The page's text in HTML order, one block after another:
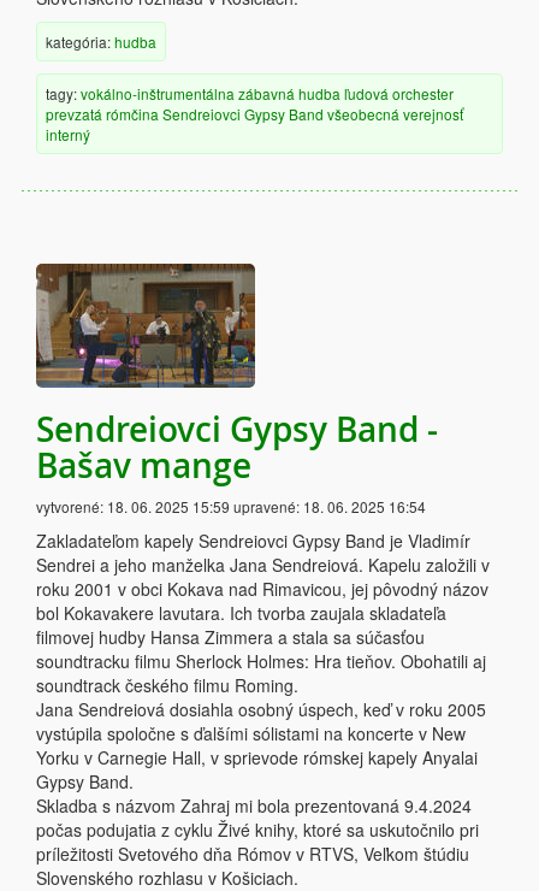
kategória:hudba
tagy:vokálno-inštrumentálna zábavná hudba ľudová orchester
prevzatá rómčina Sendreiovci Gypsy Band všeobecná verejnosť
interný
Sendreiovci Gypsy Band -
Bašav mange
vytvorené: 18. 06. 2025 15:59 upravené: 18. 06. 2025 16:54
Zakladateľom kapely Sendreiovci Gypsy Band je Vladimír
Sendrei a jeho manželka Jana Sendreiová. Kapelu založili v
roku 2001 v obci Kokava nad Rimavicou, jej pôvodný názov
bol Kokavakere lavutara. Ich tvorba zaujala skladateľa
filmovej hudby Hansa Zimmera a stala sa súčasťou
soundtracku filmu Sherlock Holmes: Hra tieňov. Obohatili aj
soundtrack českého filmu Roming.
Jana Sendreiová dosiahla osobný úspech, keď v roku 2005
vystúpila spoločne s ďalšími sólistami na koncerte v New
Yorku v Carnegie Hall, v sprievode rómskej kapely Anyalai
Gypsy Band.
Skladba s názvom Zahraj mi bola prezentovaná 9.4.2024
počas podujatia z cyklu Živé knihy, ktoré sa uskutočnilo pri
príležitosti Svetového dňa Rómov v RTVS, Veľkom štúdiu
Slovenského rozhlasu v Košiciach.